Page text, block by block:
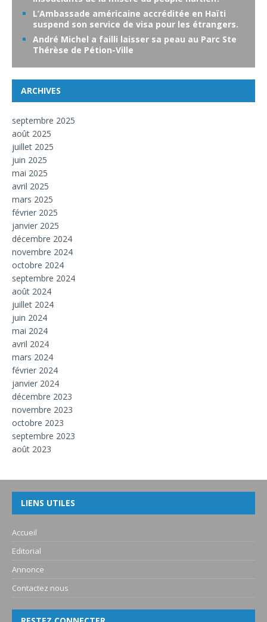
L’Ambassade américaine accréditée en Haïti
suspend son service de visa pour les étrangers.
André Michel a failli laisser sa peau au Parc Ste
Thérèse de Pétion-Ville
ARCHIVES
septembre 2025
août 2025
juillet 2025
juin 2025
mai 2025
avril 2025
mars 2025
février 2025
janvier 2025
décembre 2024
novembre 2024
octobre 2024
septembre 2024
août 2024
juillet 2024
juin 2024
mai 2024
avril 2024
mars 2024
février 2024
janvier 2024
décembre 2023
novembre 2023
octobre 2023
septembre 2023
août 2023
LIENS UTILES
Accueil
Editorial
Annonce
Contactez nous